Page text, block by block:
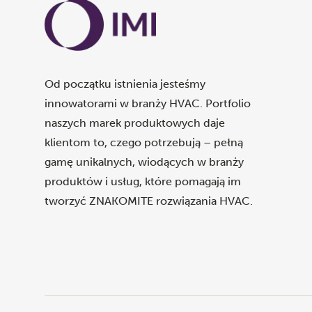
Od początku istnienia jesteśmy
innowatorami w branży HVAC. Portfolio
naszych marek produktowych daje
klientom to, czego potrzebują – pełną
gamę unikalnych, wiodących w branży
produktów i usług, które pomagają im
tworzyć ZNAKOMITE rozwiązania HVAC.